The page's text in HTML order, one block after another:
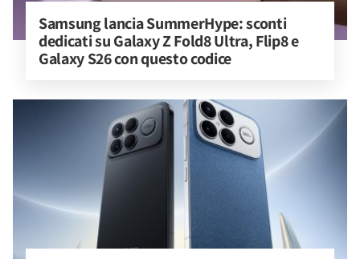
Samsung lancia SummerHype: sconti
dedicati su Galaxy Z Fold8 Ultra, Flip8 e
Galaxy S26 con questo codice